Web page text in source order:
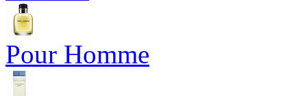
Pour Homme